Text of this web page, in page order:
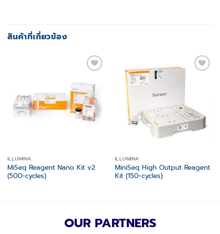
สินค้าที่เกี่ยวข้อง
wishlist
ILLUMINA
MiSeq Reagent Nano Kit v2
(500-cycles)
ILLUMINA
MiniSeq High Output Reagent
Kit (150-cycles)
OUR PARTNERS